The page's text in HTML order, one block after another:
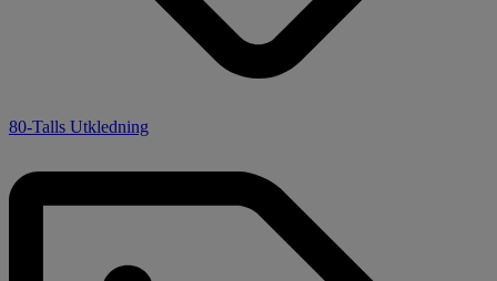
80-Talls Utkledning